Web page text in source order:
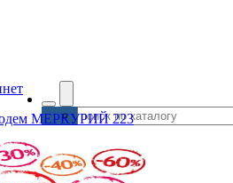
МЕРКУРИЙ 223